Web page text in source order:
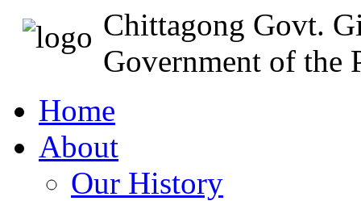
Chittagong Govt.
Government of the
Home
About
Our History